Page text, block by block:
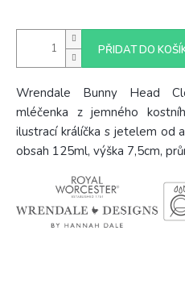
PŘIDAT DO
Wrendale Bunny Head
mléčenka z jemného
ilustrací králíčka s jetelem od
obsah 125ml, výška 7,5cm,